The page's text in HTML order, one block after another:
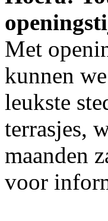
Met
kunnen
leukste
terrasjes,
maanden
voor